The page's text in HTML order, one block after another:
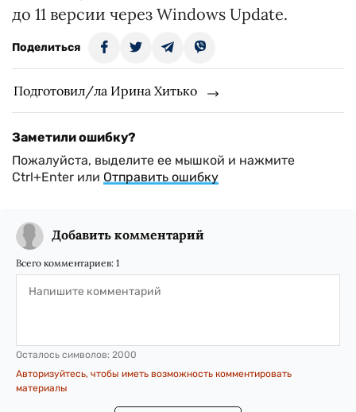
до 11 версии через Windows Update.
Поделиться
Подготовил/ла Ирина Хитько
Заметили ошибку?
Пожалуйста, выделите ее мышкой и нажмите
Ctrl+Enter или Отправить ошибку
Добавить комментарий
Всего комментариев: 1
Осталось символов: 2000
Авторизуйтесь, чтобы иметь возможность комментировать
материалы